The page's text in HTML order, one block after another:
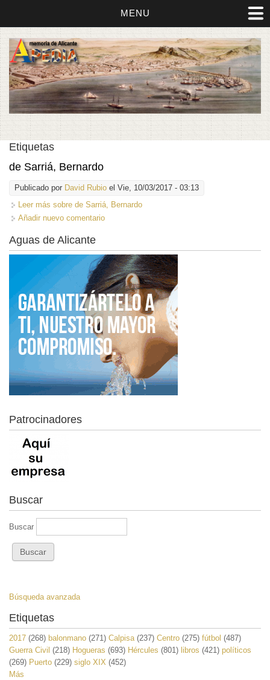
MENU
Etiquetas
de Sarriá, Bernardo
Publicado por David Rubio el Vie, 10/03/2017 - 03:13
Leer más sobre de Sarriá, Bernardo
Añadir nuevo comentario
Aguas de Alicante
Patrocinadores
Buscar
Buscar
Búsqueda avanzada
Etiquetas
2017 (268) balonmano (271) Calpisa(237) Centro (275) fútbol (487)
Guerra Civil (218) Hogueras (693) Hércules (801) libros (421) políticos
(269) Puerto (229) siglo XIX (452)
Más